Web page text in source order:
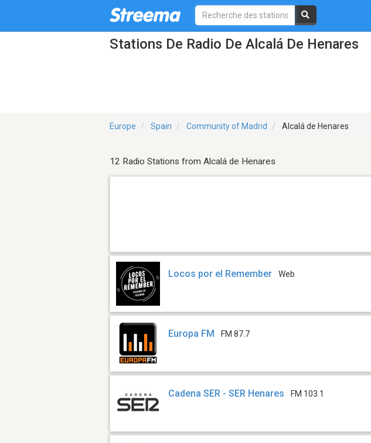
Stations De Radio De Alcalá De Henares
Europe Spain Community of Madrid Alcalá de Henares
12 Radio Stations from Alcalá de Henares
Locos por el Remember Web
Europa FM FM 87.7
Cadena SER - SER Henares FM 103.1